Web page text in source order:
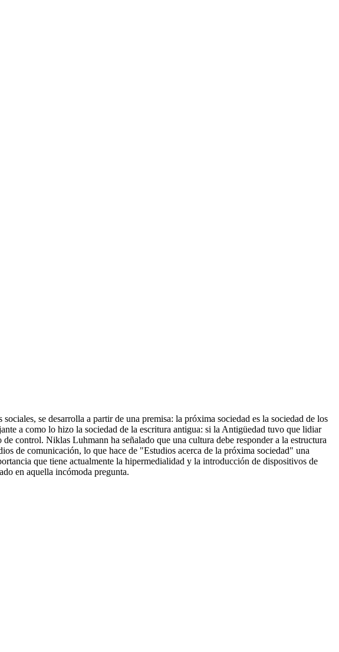
se desarrolla a partir de una premisa: la próxima sociedad es la sociedad de los
a como lo hizo la sociedad de la escritura antigua: si la Antigüedad tuvo que lidiar
control. Niklas Luhmann ha señalado que una cultura debe responder a la estructura
de comunicación, lo que hace de "Estudios acerca de la próxima sociedad" una
que tiene actualmente la hipermedialidad y la introducción de dispositivos de
en aquella incómoda pregunta.